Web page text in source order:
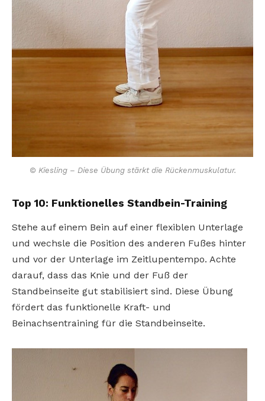
© Kiesling – Diese Übung stärkt die Rückenmuskulatur.
Top 10: Funktionelles Standbein-Training
Stehe auf einem Bein auf einer flexiblen Unterlage
und wechsle die Position des anderen Fußes hinter
und vor der Unterlage im Zeitlupentempo. Achte
darauf, dass das Knie und der Fuß der
Standbeinseite gut stabilisiert sind. Diese Übung
fördert das funktionelle Kraft- und
Beinachsentraining für die Standbeinseite.